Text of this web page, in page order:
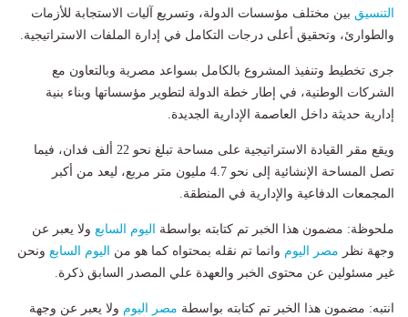
التنسيق بين مختلف مؤسسات الدولة، وتسريع آليات الاستجابة للأزمات
والطوارئ، وتحقيق أعلى درجات التكامل في إدارة الملفات الاستراتيجية.
جرى تخطيط وتنفيذ المشروع بالكامل بسواعد مصرية وبالتعاون مع
الشركات الوطنية، في إطار خطة الدولة لتطوير مؤسساتها وبناء بنية
إدارية حديثة داخل العاصمة الإدارية الجديدة.
ويقع مقر القيادة الاستراتيجية على مساحة تبلغ نحو 22 ألف فدان، فيما
تصل المساحة الإنشائية إلى نحو 4.7 مليون متر مربع، ليعد من أكبر
المجمعات الدفاعية والإدارية في المنطقة.
ملحوظة: مضمون هذا الخبر تم كتابته بواسطة اليوم السابع ولا يعبر عن
وجهة نظر مصر اليوم وانما تم نقله بمحتواه كما هو من اليوم السابع ونحن
غير مسئولين عن محتوى الخبر والعهدة علي المصدر السابق ذكرة.
انتبه: مضمون هذا الخبر تم كتابته بواسطة مصر اليوم ولا يعبر عن وجهة